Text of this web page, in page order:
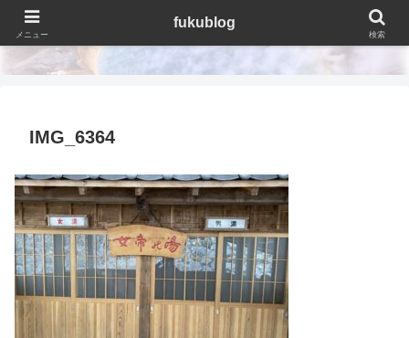
fukublog
IMG_6364
メニュー
fukublog
検索